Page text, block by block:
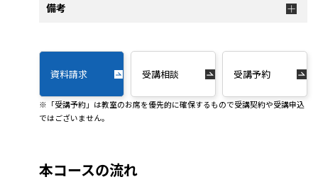
備考
資料請求 受講相談 受講予約
※「受講予約」は教室のお席を優先的に確保するもので受講契約や受講申込
ではございません。
本コースの流れ